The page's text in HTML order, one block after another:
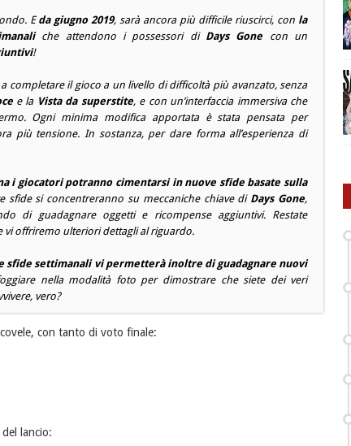
Eda giugno 2019, sarà ancora più difficile riuscirci, con la
che attendono i possessori di Days Gone con un
!
completare il gioco a un livello di difficoltà più avanzato, senza
e la Vista da superstite, e con un’interfaccia immersiva che
Ogni minima modifica apportata è stata pensata per
più tensione. In sostanza, per dare forma all’esperienza di
i giocatori potranno cimentarsi in nuove sfide basate sulla
sfide si concentreranno su meccaniche chiave di Days Gone,
di guadagnare oggetti e ricompense aggiuntivi. Restate
vi offriremo ulteriori dettagli al riguardo.
sfide settimanali vi permetterà inoltre di guadagnare nuovi
nella modalità foto per dimostrare che siete dei veri
vero?
con tanto di voto finale:
lancio: